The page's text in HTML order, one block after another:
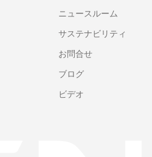
ニュースルーム
サステナビリティ
お問合せ
ブログ
ビデオ